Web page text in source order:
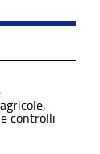
controlli